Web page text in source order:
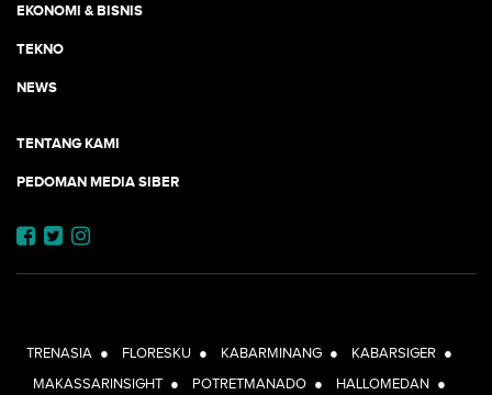
EKONOMI & BISNIS
TEKNO
NEWS
TENTANG KAMI
PEDOMAN MEDIA SIBER
TRENASIA ● FLORESKU ● KABARMINANG ● KABARSIGER ●
MAKASSARINSIGHT ● POTRETMANADO ● HALLOMEDAN ●